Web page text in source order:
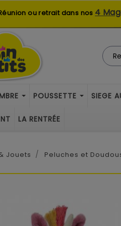
ou retrait dans nos 4
POUSSETTE SIEGE
LA RENTRÉE
Jouets Peluches et